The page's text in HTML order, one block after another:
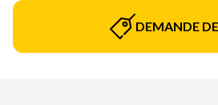
DEMANDE